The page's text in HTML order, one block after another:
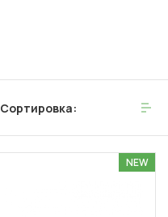
Сортировка:
NEW